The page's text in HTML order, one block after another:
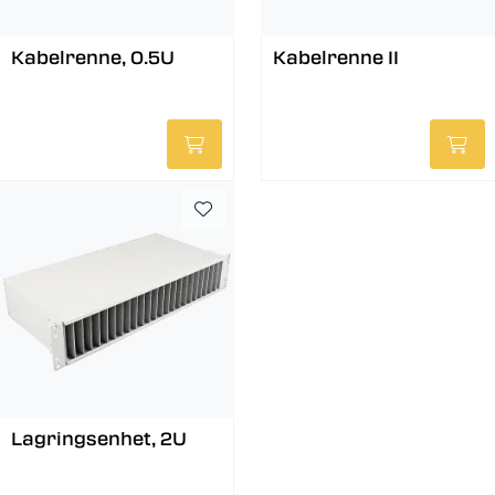
Kabelrenne, 0.5U Kabelrenne II
Lagringsenhet, 2U